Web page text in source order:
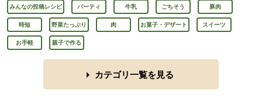
みんなの投稿レシピ パーティ 牛乳 ごちそう 豚肉
時短 野菜たっぷり 肉 お菓子・デザート スイーツ
お手軽 親子で作る
カテゴリ一覧を見る